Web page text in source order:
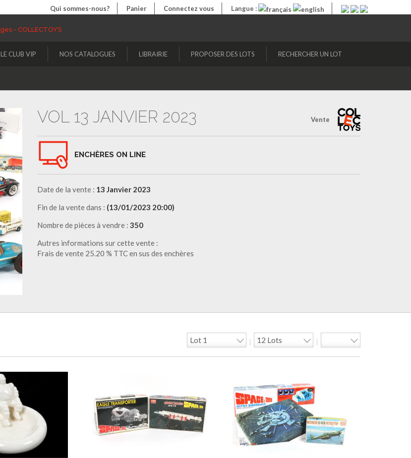
Qui sommes-nous? Panier Connectez vous Langue :
LE CLUB VIP NOS CATALOGUES LIBRAIRIE PROPOSER DES LOTS RECHERCHER UN LOT
Vente
VOL 13 JANVIER 2023
ENCHÈRES ON LINE
Date de la vente : 13 Janvier 2023
Fin de la vente dans : (13/01/2023 20:00)
Nombre de pièces à vendre : 350
Autres informations sur cette vente :
Frais de vente 25.20 % TTC en sus des enchères